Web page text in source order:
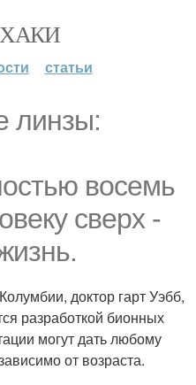
статьи
линзы:
восемь
сверх -
доктор гарт Уэбб,
разработкой бионных
могут дать любому
от возраста.